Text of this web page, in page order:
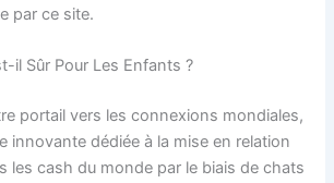
par ce site.
il Sûr Pour Les Enfants ?
portail vers les connexions mondiales,
innovante dédiée à la mise en relation
les cash du monde par le biais de chats